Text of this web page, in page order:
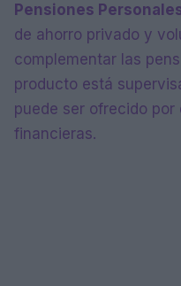
Pensiones Personales
de ahorro privado y
complementar las
producto está
puede ser ofrecido
financieras.